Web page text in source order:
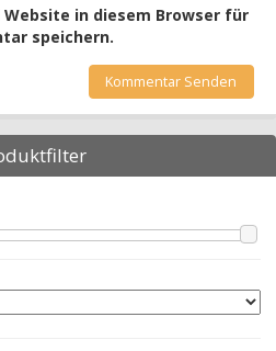
Website in diesem Browser für
speichern.